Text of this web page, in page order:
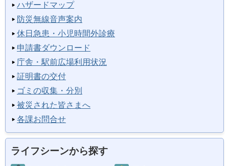
ハザードマップ
防災無線音声案内
休日急患・小児時間外診療
申請書ダウンロード
庁舎・駅前広場利用状況
証明書の交付
ゴミの収集・分別
被災された皆さまへ
各課お問合せ
ライフシーンから探す